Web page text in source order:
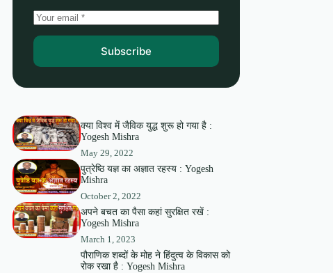
Subscribe
क्या विश्व में जैविक युद्ध शुरू हो गया है :
Yogesh Mishra
May 29, 2022
पुत्रेष्ठि यज्ञ का अज्ञात रहस्य : Yogesh
Mishra
October 2, 2022
अपने बचत का पैसा कहां सुरक्षित रखें :
Yogesh Mishra
March 1, 2023
पौराणिक शब्दों के मोह ने हिंदुत्व के विकास को
रोक रखा है : Yogesh Mishra